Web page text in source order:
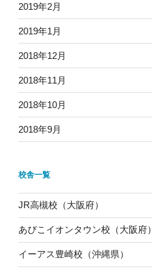
2019年2月
2019年1月
2018年12月
2018年11月
2018年10月
2018年9月
校舎一覧
JR高槻校（大阪府）
あびこイオンタウン校（大阪府）
イーアス豊崎校（沖縄県）